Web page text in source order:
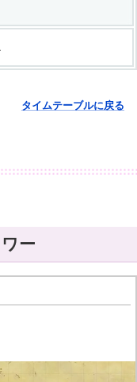
タイムテーブルに戻る
ー